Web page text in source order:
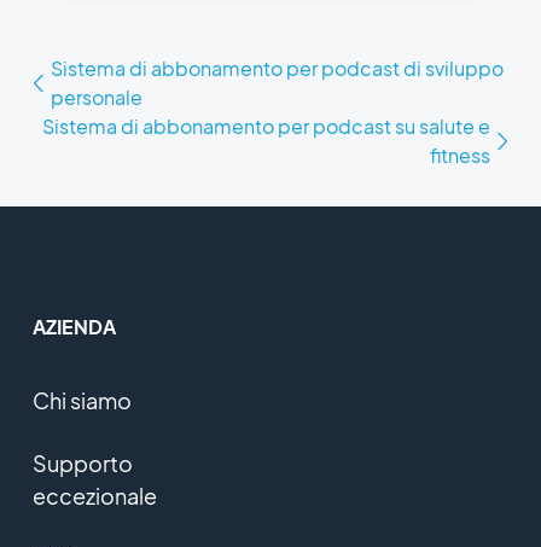
Sistema di abbonamento per podcast di sviluppo
personale
Sistema di abbonamento per podcast su salute e
fitness
AZIENDA
Chi siamo
Supporto
eccezionale